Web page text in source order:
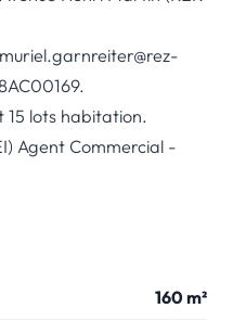
lots habitation.
Agent Commercial -
160 m²